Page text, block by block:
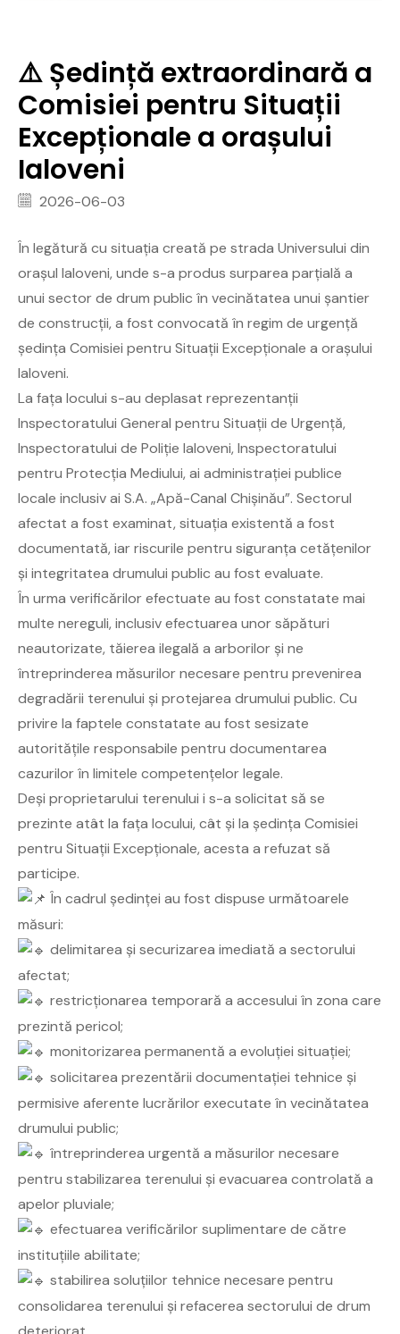
⚠️ Ședință extraordinară a
Comisiei pentru Situații
Excepționale a orașului
Ialoveni
2026-06-03
În legătură cu situația creată pe strada Universului din
orașul Ialoveni, unde s-a produs surparea parțială a
unui sector de drum public în vecinătatea unui șantier
de construcții, a fost convocată în regim de urgență
ședința Comisiei pentru Situații Excepționale a orașului
Ialoveni.
La fața locului s-au deplasat reprezentanții
Inspectoratului General pentru Situații de Urgență,
Inspectoratului de Poliție Ialoveni, Inspectoratului
pentru Protecția Mediului, ai administrației publice
locale inclusiv ai S.A. „Apă-Canal Chișinău”. Sectorul
afectat a fost examinat, situația existentă a fost
documentată, iar riscurile pentru siguranța cetățenilor
și integritatea drumului public au fost evaluate.
În urma verificărilor efectuate au fost constatate mai
multe nereguli, inclusiv efectuarea unor săpături
neautorizate, tăierea ilegală a arborilor și ne
întreprinderea măsurilor necesare pentru prevenirea
degradării terenului și protejarea drumului public. Cu
privire la faptele constatate au fost sesizate
autoritățile responsabile pentru documentarea
cazurilor în limitele competențelor legale.
Deși proprietarului terenului i s-a solicitat să se
prezinte atât la fața locului, cât și la ședința Comisiei
pentru Situații Excepționale, acesta a refuzat să
participe.
În cadrul ședinței au fost dispuse următoarele
măsuri:
delimitarea și securizarea imediată a sectorului
afectat;
restricționarea temporară a accesului în zona care
prezintă pericol;
monitorizarea permanentă a evoluției situației;
solicitarea prezentării documentației tehnice și
permisive aferente lucrărilor executate în vecinătatea
drumului public;
întreprinderea urgentă a măsurilor necesare
pentru stabilizarea terenului și evacuarea controlată a
apelor pluviale;
efectuarea verificărilor suplimentare de către
instituțiile abilitate;
stabilirea soluțiilor tehnice necesare pentru
consolidarea terenului și refacerea sectorului de drum